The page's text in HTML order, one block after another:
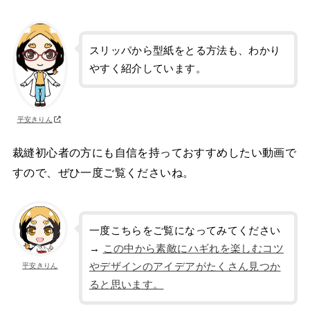
平安きりん
スリッパから型紙をとる方法も、わかり
やすく紹介しています。
裁縫初心者の方にも自信を持っておすすめしたい動画で
すので、ぜひ一度ご覧くださいね。
平安きりん
一度こちらをご覧になってみてください
→
この中から素敵にハギれを楽しむコツ
やデザインのアイデアがたくさん見つか
ると思います。